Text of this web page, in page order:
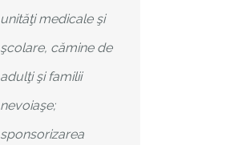
unităţi medicale şi
şcolare, cămine de
adulţi şi familii
nevoiaşe;
sponsorizarea